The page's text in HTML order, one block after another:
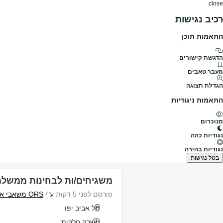
close
רכיב נגישות
התאמות תוכן
הדגשת קישורים
מעבר טאבים
הגדלת תצוגה
התאמות ניגודיות
מנוכרום
נגודיות כהה
נגודיות בהירה
בטל נגישות
משגיחים/ות לבחינות
פורסם לפני 5 דקות ע"י ORS משאבי אנוש
תל אביב יפו